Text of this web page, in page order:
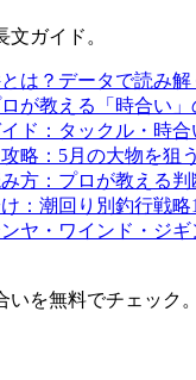
ガイド。
は？データで読み解
が教える「時合い」
ド：タックル・時
略：5月の大物を狙
方：プロが教える判
：潮回り別釣行戦略
ヤ・ワインド・ジ
を無料でチェック。